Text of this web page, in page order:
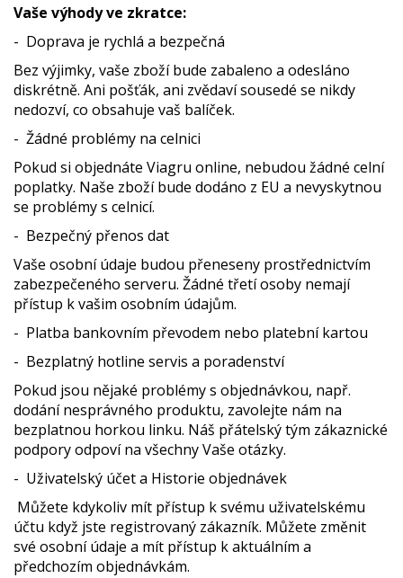
Vaše výhody ve zkratce:
- Doprava je rychlá a bezpečná
Bez výjimky, vaše zboží bude zabaleno a odesláno
diskrétně. Ani pošťák, ani zvědaví sousedé se nikdy
nedozví, co obsahuje vaš balíček.
- Žádné problémy na celnici
Pokud si objednáte Viagru online, nebudou žádné celní
poplatky. Naše zboží bude dodáno z EU a nevyskytnou
se problémy s celnicí.
- Bezpečný přenos dat
Vaše osobní údaje budou přeneseny prostřednictvím
zabezpečeného serveru. Žádné třetí osoby nemají
přístup k vašim osobním údajům.
- Platba bankovním převodem nebo platební kartou
- Bezplatný hotline servis a poradenství
Pokud jsou nějaké problémy s objednávkou, např.
dodání nesprávného produktu, zavolejte nám na
bezplatnou horkou linku. Náš přátelský tým zákaznické
podpory odpoví na všechny Vaše otázky.
- Uživatelský účet a Historie objednávek
Můžete kdykoliv mít přístup k svému uživatelskému
účtu když jste registrovaný zákazník. Můžete změnit
své osobní údaje a mít přístup k aktuálním a
předchozím objednávkám.